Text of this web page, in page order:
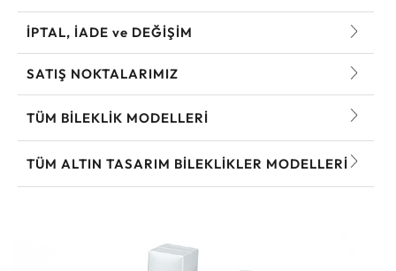
İPTAL, İADE ve DEĞİŞİM
SATIŞ NOKTALARIMIZ
TÜM BILEKLIK MODELLERI
TÜM ALTIN TASARIM BILEKLIKLER MODELLERI